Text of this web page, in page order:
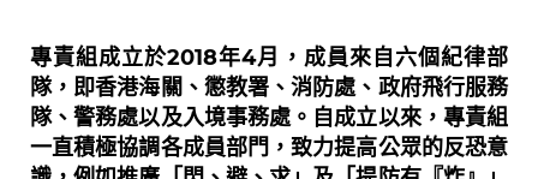
專責組成立於2018年4月，成員來自六個紀律部
隊，即香港海關、懲教署、消防處、政府飛行服務
隊、警務處以及入境事務處。自成立以來，專責組
一直積極協調各成員部門，致力提高公眾的反恐意